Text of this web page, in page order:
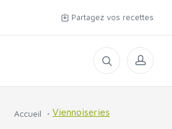
Partagez vos recettes
Accueil Viennoiseries